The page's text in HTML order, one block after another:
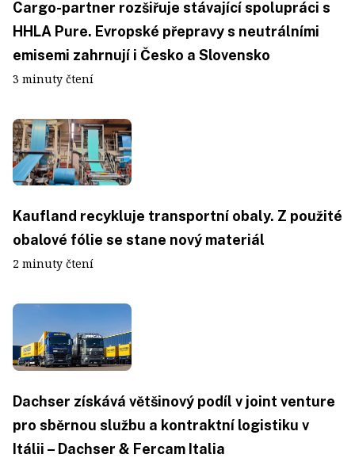
Cargo-partner rozšiřuje stávající spolupráci s
HHLA Pure. Evropské přepravy s neutrálními
emisemi zahrnují i Česko a Slovensko
3 minuty čtení
Kaufland recykluje transportní obaly. Z použité
obalové fólie se stane nový materiál
2 minuty čtení
Dachser získává většinový podíl v joint venture
pro sběrnou službu a kontraktní logistiku v
Itálii – Dachser & Fercam Italia